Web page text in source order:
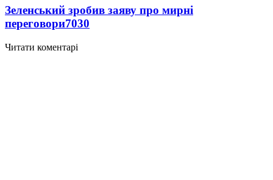
Зеленський зробив заяву про мирні
переговори7030
Читати коментарі